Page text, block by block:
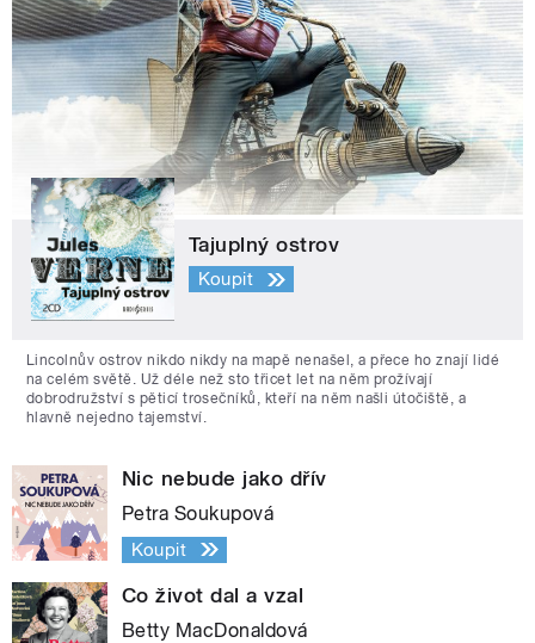
Tajuplný ostrov
Koupit
Lincolnův ostrov nikdo nikdy na mapě nenašel, a přece ho znají lidé
na celém světě. Už déle než sto třicet let na něm prožívají
dobrodružství s pěticí trosečníků, kteří na něm našli útočiště, a
hlavně nejedno tajemství.
Nic nebude jako dřív
Petra Soukupová
Koupit
Co život dal a vzal
Betty MacDonaldová